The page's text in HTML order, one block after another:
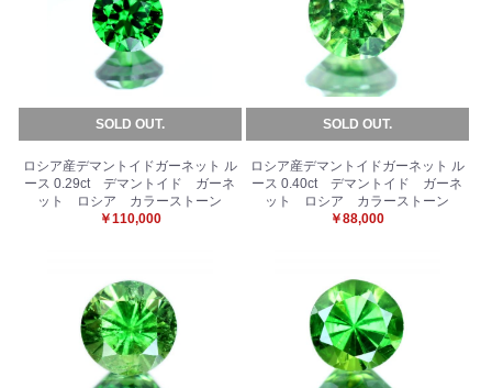
SOLD OUT.
ロシア産デマントイドガーネット ル
ース 0.29ct デマントイド ガーネ
ット ロシア カラーストーン
￥110,000
SOLD OUT.
ロシア産デマントイドガーネット ル
ース 0.40ct デマントイド ガーネ
ット ロシア カラーストーン
￥88,000